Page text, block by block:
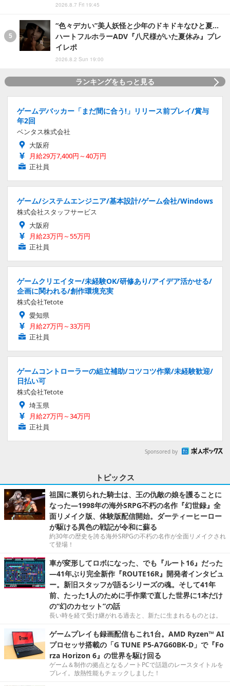
2026.8.7 Fri 19:45
“色々デカい”美人妖怪と少年のドキドキなひと夏…
ハートフルホラーADV『八尺様がいた夏休み』プレ
イレポ
2026.8.2 Sun 19:00
ランキングをもっと見る
ゲームデバッカー「まだ間に合う!」リリース前プレイ/賞与
年2回
ベンタス株式会社
大阪府
月給29万7,400円～40万円
正社員
ゲーム/システムエンジニア/基本設計/ゲーム会社/Windows
株式会社スタッフサービス
大阪府
月給23万円～55万円
正社員
ゲームクリエイター/未経験OK/研修あり/アイデア活かせる/
企画に関われる/創作環境充実
株式会社Tetote
愛知県
月給27万円～33万円
正社員
ゲームコントローラーの組立補助/コツコツ作業/未経験歓迎/
日払い可
株式会社Tetote
埼玉県
月給27万円～34万円
正社員
Sponsored by
トピックス
祖国に裏切られた騎士は、王の仇敵の娘を護ることに
なった―1998年の海外SRPG不朽の名作『幻世録』全
面リメイク版、体験版配信開始。ダーティーヒーロー
が駆ける異色の戦記が令和に蘇る
約30年の歴史を誇る海外SRPGの不朽の名作が全面リメイクされ
て登場！
車が変形してロボになった、でも『ルート16』だった
―41年ぶり完全新作『ROUTE16R』開発者インタビュ
ー。新旧スタッフが語るシリーズの魂。そして41年
前、たった1人のために手作業で直した世界に1本だけ
の“幻のカセット”の話
長い時を経て受け継がれる過去と、新たに生まれるものとは。
ゲームプレイも録画配信もこれ1台。AMD Ryzen™ AI
プロセッサ搭載の「G TUNE P5-A7G60BK-D」で『Fo
rza Horizon 6』の世界を駆け回る
ゲーム＆制作の拠点となるノートPCで話題のレースタイトルを
プレイ。放熱性能もチェックしました！